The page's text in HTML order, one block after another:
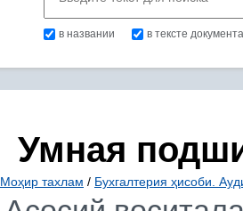
в названии в тексте документа
Умная
Моҳир тахлам / Бухгалтерия ҳисоби.